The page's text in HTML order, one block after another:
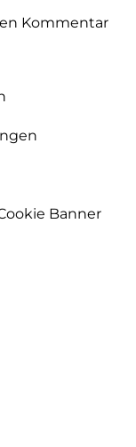
Kommentar
Banner